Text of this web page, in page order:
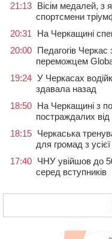
21:13 Вісім медалей, з
спортсмени
20:31
На Черкащині
20:00 Педагогів Черкас
переможцем
19:24 У Черкасах
здавала назад
18:50 На Черкащині з
постраждалих від
18:15 Черкаська
для громад з
17:40 ЧНУ увійшов до
серед вступників
контейнерний
16:32
Без розтину
пацієнтці